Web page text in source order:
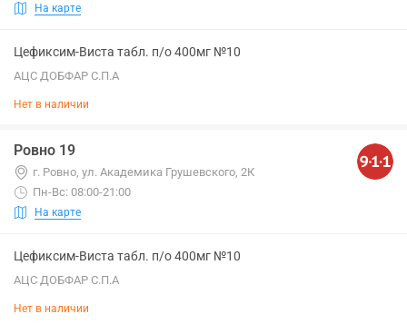
На карте
Цефиксим-Виста табл. п/о 400мг №10
АЦС ДОБФАР С.П.А
Нет в наличии
Ровно 19
г. Ровно, ул. Академика Грушевского, 2К
Пн-Вс: 08:00-21:00
На карте
Цефиксим-Виста табл. п/о 400мг №10
АЦС ДОБФАР С.П.А
Нет в наличии